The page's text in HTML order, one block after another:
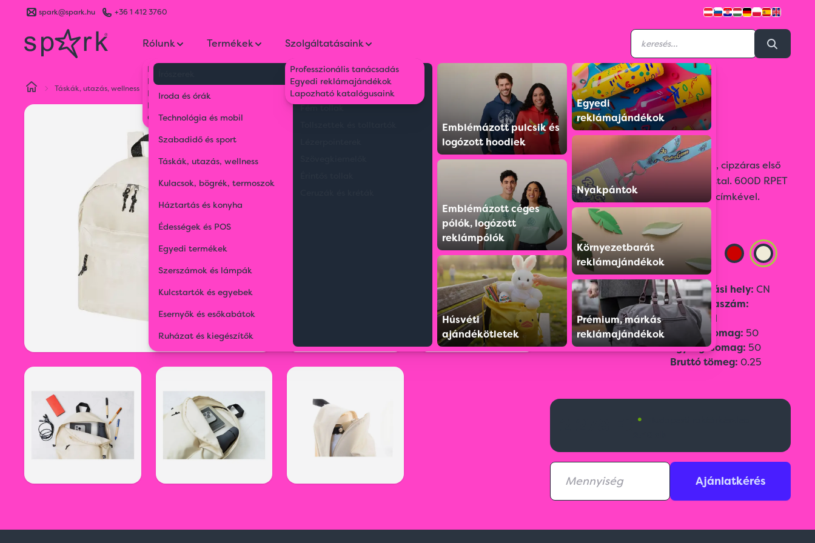
spark@spark.hu +36 1 412 3760
Rólunk
Kik vagyunk
Kapcsolat
Blog
Karrier
Gyakran Ismételt Kérdések
Termékek
Iroda és órák
Technológia és mobil
Szabadidő és sport
Táskák, utazás, wellness
Kulacsok, bögrék, termoszok
Háztartás és konyha
Édességek és POS
Egyedi termékek
Szerszámok és lámpák
Kulcstartók és egyebek
Esernyők és esőkabátok
Ruházat és kiegészítők
Környezetbarát tollak
Műanyag tollak
Fém tollak
Emblémázott pulcsik és
logózott hoodiek
Emblémázott céges
pólók, logózott
reklámpólók
Húsvéti
ajándékötletek
Egyedi
reklámajándékok
Nyakpántok
Környezetbarát
reklámajándékok
Prémium, márkás
reklámajándékok
Szolgáltatásaink
Professzionális tanácsadás
Egyedi reklámajándékok
Lapozható katalógusaink
Táskák, utazás, wellness RPET hátizsák
S0209808284-00
RPET hátizsák
RPET hátizsák cipzáras fő rekesszel, cipzáras első
zsebbel, párnázott hát- és vállpánttal. 600D RPET
poliészter, megkülönböztető RPET címkével.
Színválaszték:
Szín:Natural Származási hely: CN
Vámtarifaszám:
42029291
Gyűjtőcsomag: 50
Egységcsomag: 50
Bruttó tömeg: 0.25
•
Ajánlatkérés